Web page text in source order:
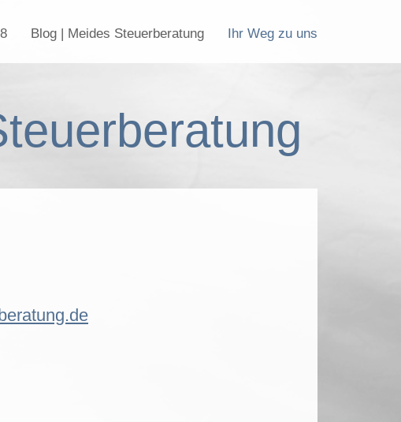
Blog | Meides Steuerberatung Ihr Weg zu uns